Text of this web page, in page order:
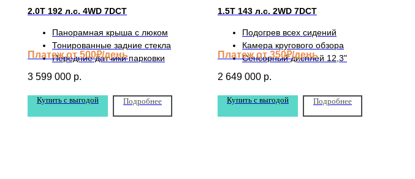
2.0Т 192 л.с. 4WD 7DCT
Панорамная крыша с люком
Тонированные задние стекла
Передние датчики парковки
Платеж от 500₽/день
3 599 000 р.
Купить с выгодой Подробнее
1.5Т 143 л.с. 2WD 7DCT
Подогрев всех сидений
Камера кругового обзора
Сенсорный дисплей 12,3"
Платеж от 350₽/день
2 649 000 р.
Купить с выгодой Подробнее